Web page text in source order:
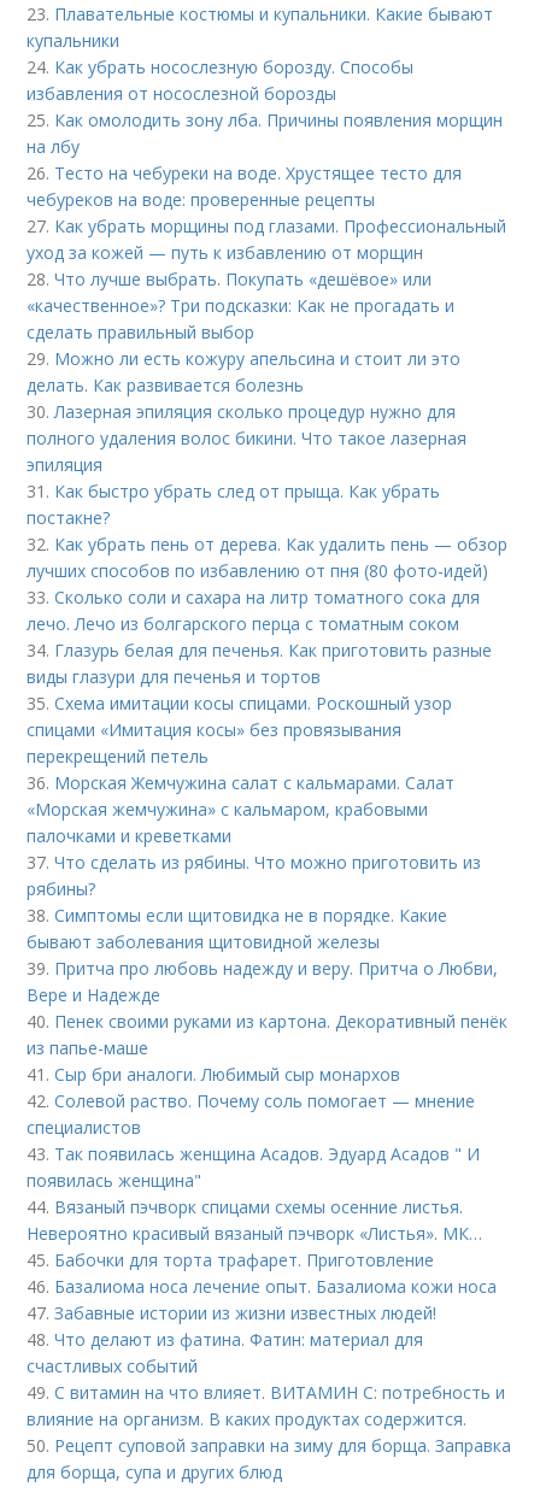
23. Плавательные костюмы и купальники. Какие бывают
купальники
24. Как убрать носослезную борозду. Способы
избавления от носослезной борозды
25. Как омолодить зону лба. Причины появления морщин
на лбу
26. Тесто на чебуреки на воде. Хрустящее тесто для
чебуреков на воде: проверенные рецепты
27. Как убрать морщины под глазами. Профессиональный
уход за кожей — путь к избавлению от морщин
28.Что лучше выбрать. Покупать «дешёвое» или
«качественное»? Три подсказки: Как не прогадать и
сделать правильный выбор
29. Можно ли есть кожуру апельсина и стоит ли это
делать. Как развивается болезнь
30.Лазерная эпиляция сколько процедур нужно для
полного удаления волос бикини. Что такое лазерная
эпиляция
31. Как быстро убрать след от прыща. Как убрать
постакне?
32. Как убрать пень от дерева. Как удалить пень — обзор
лучших способов по избавлению от пня (80 фото-идей)
33.Сколько соли и сахара на литр томатного сока для
лечо. Лечо из болгарского перца с томатным соком
34. Глазурь белая для печенья. Как приготовить разные
виды глазури для печенья и тортов
35.Схема имитации косы спицами. Роскошный узор
спицами «Имитация косы» без провязывания
перекрещений петель
36. Морская Жемчужина салат с кальмарами. Салат
«Морская жемчужина» с кальмаром, крабовыми
палочками и креветками
37.Что сделать из рябины. Что можно приготовить из
рябины?
38.Симптомы если щитовидка не в порядке. Какие
бывают заболевания щитовидной железы
39. Притча про любовь надежду и веру. Притча о Любви,
Вере и Надежде
40. Пенек своими руками из картона. Декоративный пенёк
из папье-маше
41.Сыр бри аналоги. Любимый сыр монархов
42.Солевой раство. Почему соль помогает — мнение
специалистов
43. Так появилась женщина Асадов. Эдуард Асадов " И
появилась женщина"
44. Вязаный пэчворк спицами схемы осенние листья.
Невероятно красивый вязаный пэчворк «Листья». МК…
45. Бабочки для торта трафарет. Приготовление
46. Базалиома носа лечение опыт. Базалиома кожи носа
47.Забавные истории из жизни известных людей!
48.Что делают из фатина. Фатин: материал для
счастливых событий
49.С витамин на что влияет. ВИТАМИН С: потребность и
влияние на организм. В каких продуктах содержится.
50. Рецепт суповой заправки на зиму для борща. Заправка
для борща, супа и других блюд